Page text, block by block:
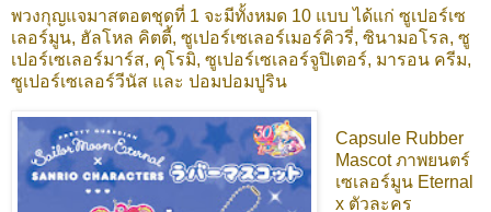
พวงกุญแจมาสตอตชุดที่ 1 จะมีทั้งหมด 10 แบบ ได้แก่ ซูเปอร์เซ
เลอร์มูน, ฮัลโหล คิตตี้, ซูเปอร์เซเลอร์เมอร์คิวรี่, ซินามอโรล, ซู
เปอร์เซเลอร์มาร์ส, คุโรมิ, ซูเปอร์เซเลอร์จูปิเตอร์, มารอน ครีม,
ซูเปอร์เซเลอร์วีนัส และ ปอมปอมปูริน
Capsule Rubber
Mascot ภาพยนตร์
เซเลอร์มูน Eternal
x ตัวละคร